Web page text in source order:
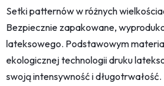
Setki patternów w różnych
Bezpiecznie zapakowane,
lateksowego. Podstawowym
ekologicznej technologii druku
swoją intensywność i